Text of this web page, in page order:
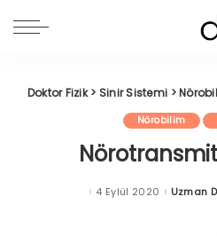
Doktor Fizik> Sinir Sistemi >
Nörobilim
4 Eylül 2020 Posted
Uzman